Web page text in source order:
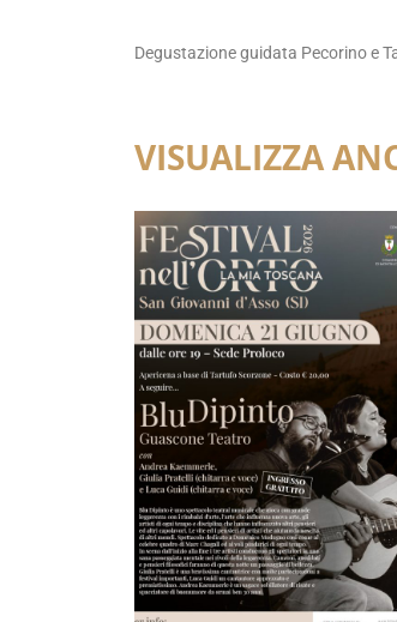
Degustazione guidata Pecorino e
VISUALIZZA